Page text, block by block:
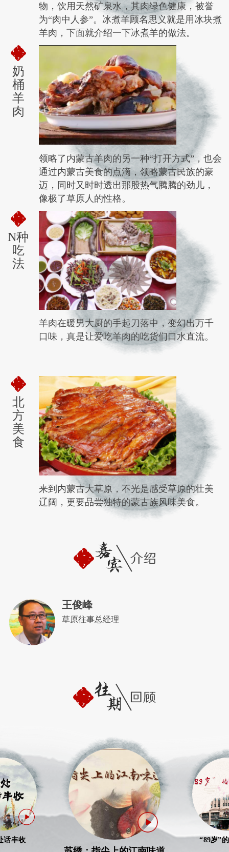
物，饮用天然矿泉水，其肉绿色健康，被誉
为“肉中人参”。冰煮羊顾名思义就是用冰块煮
羊肉，下面就介绍一下冰煮羊的做法。
奶
桶
羊
肉
领略了内蒙古羊肉的另一种“打开方式”，也会
通过内蒙古美食的点滴，领略蒙古民族的豪
迈，同时又时时透出那股热气腾腾的劲儿，
像极了草原人的性格。
N种
吃
法
羊肉在暖男大厨的手起刀落中，变幻出万千
口味，真是让爱吃羊肉的吃货们口水直流。
北
方
美
食
来到内蒙古大草原，不光是感受草原的壮美
辽阔，更要品尝独特的蒙古族风味美食。
王俊峰
草原往事总经理
话丰收 “89岁”